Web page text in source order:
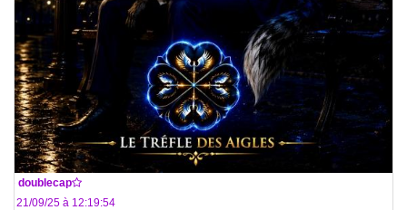
doublecap
Le 21/09/25 à 12:19:54